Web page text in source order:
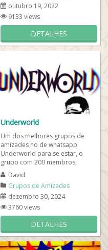
outubro 19, 2022
9133 views
DETALHES
Underworld
Um dos melhores grupos de
amizades no de whatsapp
Underworld para se estar, o
grupo com 200 membros,
interajam de maneira saudável e
criem laços mesmo de...
David
Grupos de Amizades
dezembro 30, 2024
3760 views
DETALHES